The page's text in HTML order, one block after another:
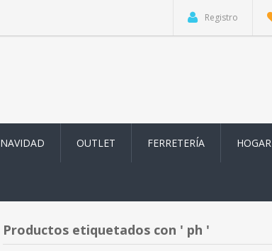
Registro
NAVIDAD OUTLET FERRETERÍA HOGAR
Productos etiquetados con ' ph '